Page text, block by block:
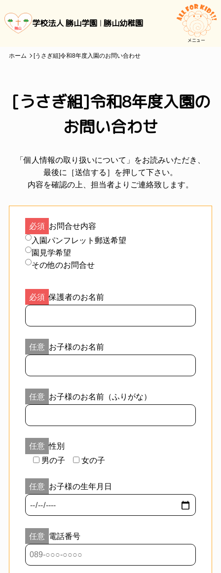
学校法人 勝山学園 勝山幼稚園
メニュー
ホーム [うさぎ組]令和8年度入園のお問い合わせ
[うさぎ組]令和8年度入園の
お問い合わせ
「個人情報の取り扱いについて」をお読みいただき、
最後に［送信する］を押して下さい。
内容を確認の上、担当者よりご連絡致します。
お問合せ内容
入園パンフレット郵送希望
園見学希望
その他のお問合せ
保護者のお名前
お子様のお名前
お子様のお名前（ふりがな）
性別
男の子
女の子
お子様の生年月日
電話番号